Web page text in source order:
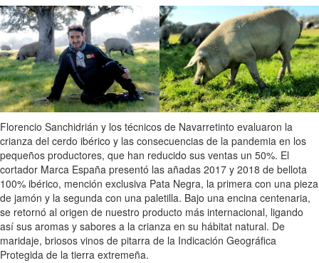
Florencio Sanchidrián y los técnicos de Navarretinto evaluaron la
crianza del cerdo ibérico y las consecuencias de la pandemia en los
pequeños productores, que han reducido sus ventas un 50%. El
cortador Marca España presentó las añadas 2017 y 2018 de bellota
100% ibérico, mención exclusiva Pata Negra, la primera con una pieza
de jamón y la segunda con una paletilla. Bajo una encina centenaria,
se retornó al origen de nuestro producto más internacional, ligando
así sus aromas y sabores a la crianza en su hábitat natural. De
maridaje, briosos vinos de pitarra de la Indicación Geográfica
Protegida de la tierra extremeña.